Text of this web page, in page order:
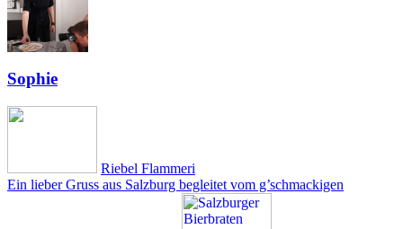
Sophie
Riebel Flammeri
Ein lieber Gruss aus Salzburg begleitet vom g’schmackigen